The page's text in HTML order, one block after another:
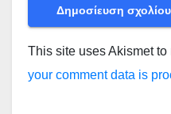
This site uses Akismet to
your comment data is